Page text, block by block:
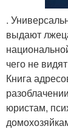
.
выдают
чего не
Книга
юристам,